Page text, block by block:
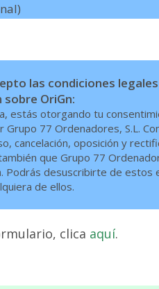
las condiciones
OriGn:
estás otorgando tu
77 Ordenadores, S.L.
cancelación, oposición y
que Grupo 77
Podrás desuscribirte de estos
de ellos.
clica aquí.